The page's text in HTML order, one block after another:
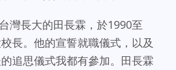
灣長大的田長霖，於1990至
長。他的宣誓就職儀式，以及
追思儀式我都有參加。田長霖